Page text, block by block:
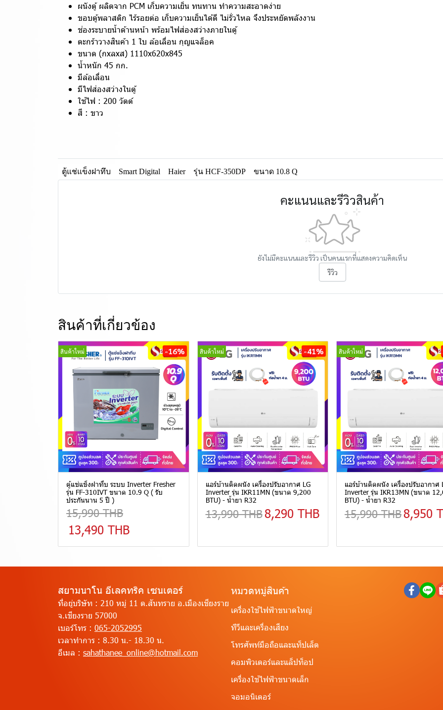
ผนังตู้ ผลิตจาก PCM เก็บความเย็น ทนทาน ทำความสะอาดง่าย
ขอบตู้พลาสติก ไร้รอยต่อ เก็บความเย็นได้ดี ไม่รั่วไหล จึงประหยัดพลังงาน
ช่องระบายน้ำด้านหน้า พร้อมไฟส่องสว่างภายในตู้
ตะกร้าวางสินค้า 1 ใบ ล้อเลื่อน กุญแจล็อค
ขนาด (กxลxส) 1110x620x845
น้ำหนัก 45 กก.
มีล้อเลื่อน
มีไฟส่องสว่างในตู้
ใช้ไฟ : 200 วัตต์
สี : ขาว
ตู้แช่แข็งฝาทึบ Smart Digital Haier รุ่น HCF-350DP ขนาด 10.8 Q
คะแนนและรีวิวสินค้า
ยังไม่มีคะแนนและรีวิว เป็นคนแรกที่แสดงความคิดเห็น
รีวิว
สินค้าที่เกี่ยวข้อง
สินค้าใหม่ -16%
ตู้แช่แข็งฝาทึบ ระบบ Inverter Fresher
รุ่น FF-310IVT ขนาด 10.9 Q ( รับ
ประกันนาน 5 ปี )
15,990 THB
13,490 THB
สินค้าใหม่ -41%
แอร์บ้านติดผนัง เครื่องปรับอากาศ LG
Inverter รุ่น IKR11MN (ขนาด 9,200
BTU) - น้ำยา R32
13,990 THB 8,290 THB
สินค้าใหม่
แอร์บ้านติดผนัง เครื่องปรับอากาศ
Inverter รุ่น IKR13MN (ขนาด
BTU) - น้ำยา R32
15,990 THB8,950
สยามนาโน อีเลคทริค เซนเตอร์
ที่อยู่บริษัท : 210 หมู่ 11 ต.สันทราย อ.เมืองเชียงราย
จ.เชียงราย 57000
เบอร์โทร : 065-2052995
เวลาทำการ : 8.30 น.- 18.30 น.
อีเมล : sahathanee_online@hotmail.com
หมวดหมู่สินค้า
เครื่องใช้ไฟฟ้าขนาดใหญ่
ทีวีและเครื่องเสียง
โทรศัพท์มือถือและแท็ปเล็ต
คอมพิวเตอร์และแล็ปท็อป
เครื่องใช้ไฟฟ้าขนาดเล็ก
จอมอนิเตอร์